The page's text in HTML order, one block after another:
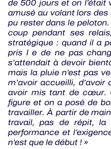
de 500 jours et on
amusé au volant lors des
pu rester dans le
coup pendant ses
stratégique : quand il a
pris l e de ne pas
s’attendait à devoir
mais la pluie n’est pas
m’avoir accueilli,
avoir mis tant de cœur.
figure et on a posé de
travailler. À partir de
travail, pas de répit, la
performance et
n’est que le début ! »